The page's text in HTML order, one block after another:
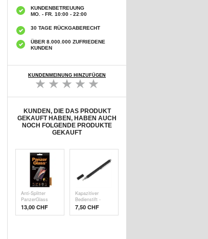
KUNDENBETREUUNG
MO. - FR. 10:00 - 22:00
30 TAGE RÜCKGABERECHT
ÜBER 8.000.000 ZUFRIEDENE
KUNDEN
KUNDENMEINUNG HINZUFÜGEN
KUNDEN, DIE DAS PRODUKT
GEKAUFT HABEN, HABEN AUCH
NOCH FOLGENDE PRODUKTE
GEKAUFT
Anti-Splitter
PanzerGlass
Disp
13,00 CHF
Kapazitiver
Bedienstift -
Schw
7,50 CHF